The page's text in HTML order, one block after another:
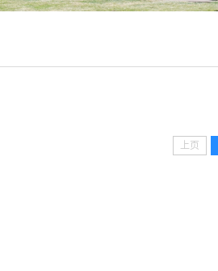
上页